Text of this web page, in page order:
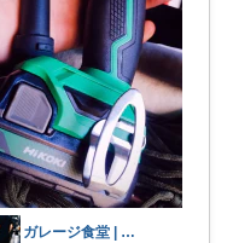
ガレージ食堂 | 開業準備中